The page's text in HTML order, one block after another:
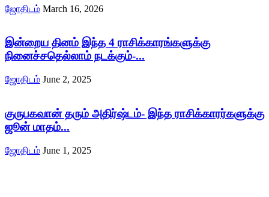
ஜோதிடம் March 16, 2026
இன்றைய தினம் இந்த 4 ராசிக்காரங்களுக்கு
நினைச்சதெல்லாம் நடக்கும்-...
ஜோதிடம் June 2, 2025
குருபகவான் தரும் அதிர்ஷ்டம்- இந்த ராசிக்காரர்களுக்கு
ஜூன் மாதம்...
ஜோதிடம் June 1, 2025